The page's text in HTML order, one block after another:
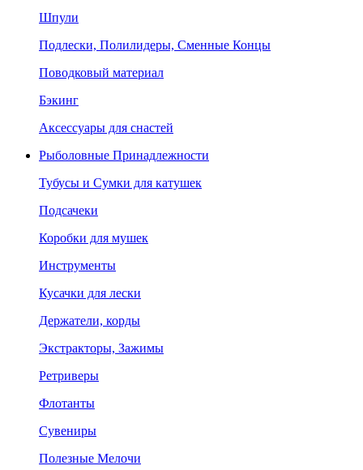
Шпули
Подлески, Полилидеры, Сменные Концы
Поводковый материал
Бэкинг
Аксессуары для снастей
Рыболовные Принадлежности
Тубусы и Сумки для катушек
Подсачеки
Коробки для мушек
Инструменты
Кусачки для лески
Держатели, корды
Экстракторы, Зажимы
Ретриверы
Флотанты
Сувениры
Полезные Мелочи